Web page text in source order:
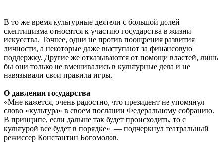
В то же время культурные деятели с большой долей
скептицизма относятся к участию государства в жизни
искусства. Точнее, одни не против поощрения развития
личности, а некоторые даже выступают за финансовую
поддержку. Другие же отказываются от помощи властей, лишь
бы они только не вмешивались в культурные дела и не
навязывали свои правила игры.
О давлении государства
«Мне кажется, очень радостно, что президент не упомянул
слово «культура» в своем послании Федеральному собранию.
В принципе, если дальше так будет происходить, то с
культурой все будет в порядке», — подчеркнул театральный
режиссер Константин Богомолов.